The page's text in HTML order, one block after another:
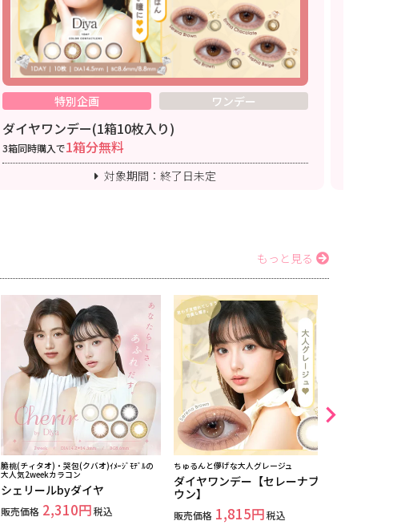
特別企画 ワンデー
ダイヤワンデー(1箱10枚入り)
3箱同時購入で1箱分無料
対象期間：終了日未定
もっと見る
脆桃(チィタオ)・哭包(クバオ)ｲﾒｰｼﾞﾓﾃﾞﾙの
大人気2weekカラコン
シェリールbyダイヤ
販売価格 2,310 税込
ちゅるんと儚げな大人グレージュ
ダイヤワンデー【セレーナブラ
ウン】
販売価格 1,815 税込